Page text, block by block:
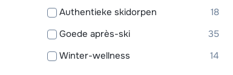
Authentieke skidorpen
18
Goede après-ski
35
Winter-wellness
14